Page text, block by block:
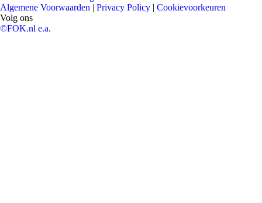
Algemene Voorwaarden | Privacy Policy | Cookievoorkeuren
Volg ons
©FOK.nl e.a.